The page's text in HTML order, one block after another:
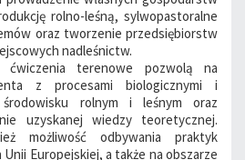
rolno-leśną, sylwopastoralne
oraz tworzenie przedsiębiorstw
nadleśnictw.
ćwiczenia terenowe pozwolą na
z procesami biologicznymi i
rolnym i leśnym oraz
uzyskanej wiedzy teoretycznej.
możliwość odbywania praktyk
Europejskiej, a także na obszarze